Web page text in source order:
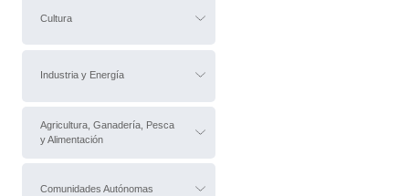
Cultura
Industria y Energía
Agricultura, Ganadería, Pesca
y Alimentación
Comunidades Autónomas